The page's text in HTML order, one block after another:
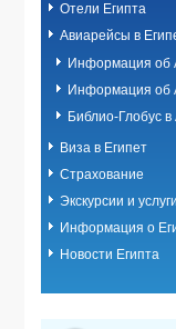
Отели Египта
Авиарейсы в
Информация об
Информация об
Библио-Глобус
Виза в Египет
Страхование
Экскурсии и
Информация о
Новости Египта